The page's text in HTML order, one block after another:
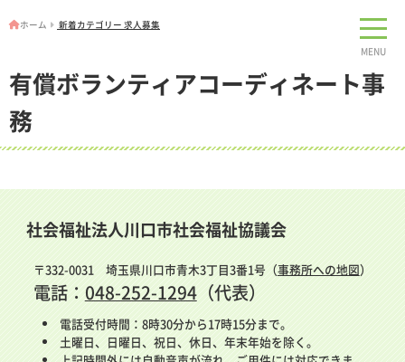
MENU
ホーム 新着カテゴリー 求人募集
有償ボランティアコーディネート事
務
社会福祉法人川口市社会福祉協議会
〒332-0031 埼玉県川口市青木3丁目3番1号（事務所への地図）
電話： 048-252-1294（代表）
電話受付時間：8時30分から17時15分まで。
土曜日、日曜日、祝日、休日、年末年始を除く。